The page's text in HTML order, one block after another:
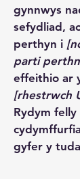
gynnwys
sefydliad,
perthyn i
parti
effeithio ar
[rhestrwch
Rydym
gyfer y